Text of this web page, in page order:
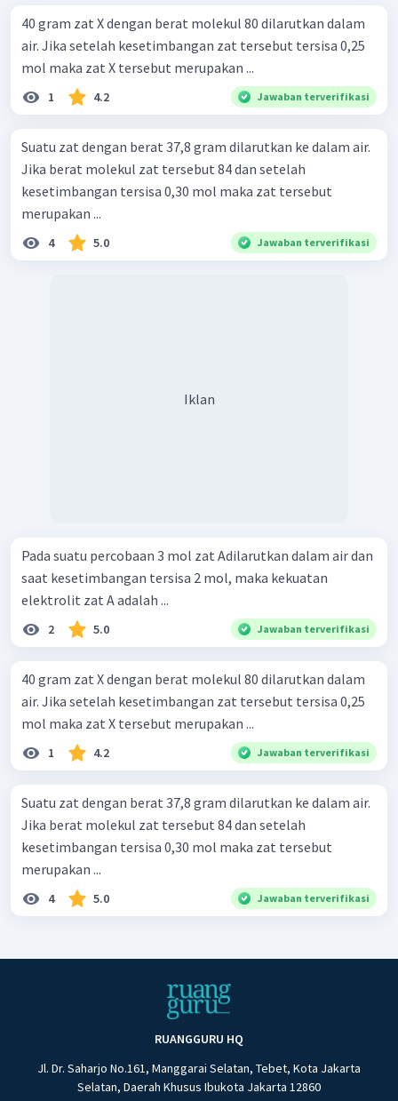
40 gram zat X dengan berat molekul 80 dilarutkan dalam
air. Jika setelah kesetimbangan zat tersebut tersisa 0,25
mol maka zat X tersebut merupakan ...
1 4.2 Jawaban terverifikasi
Suatu zat dengan berat 37,8 gram dilarutkan ke dalam air.
Jika berat molekul zat tersebut 84 dan setelah
kesetimbangan tersisa 0,30 mol maka zat tersebut
merupakan ...
4 5.0 Jawaban terverifikasi
Iklan
Pada suatu percobaan 3 mol zat Adilarutkan dalam air dan
saat kesetimbangan tersisa 2 mol, maka kekuatan
elektrolit zat A adalah ...
2 5.0 Jawaban terverifikasi
40 gram zat X dengan berat molekul 80 dilarutkan dalam
air. Jika setelah kesetimbangan zat tersebut tersisa 0,25
mol maka zat X tersebut merupakan ...
1 4.2 Jawaban terverifikasi
Suatu zat dengan berat 37,8 gram dilarutkan ke dalam air.
Jika berat molekul zat tersebut 84 dan setelah
kesetimbangan tersisa 0,30 mol maka zat tersebut
merupakan ...
4 5.0 Jawaban terverifikasi
RUANGGURU HQ
Jl. Dr. Saharjo No.161, Manggarai Selatan, Tebet, Kota Jakarta
Selatan, Daerah Khusus Ibukota Jakarta 12860